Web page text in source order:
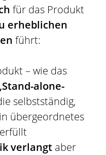
für das Produkt
erheblichen
führt:
– wie das
alone-
selbstständig,
übergeordnetes
verlangt aber